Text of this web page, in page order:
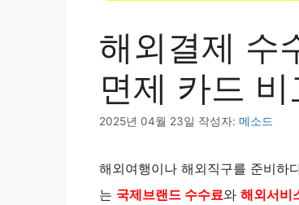
해외결제 수
면제 카드
2025년 04월 23일 작성자: 메소드
해외여행이나 해외직구를 준비하
는 국제브랜드 수수료와 해외서비